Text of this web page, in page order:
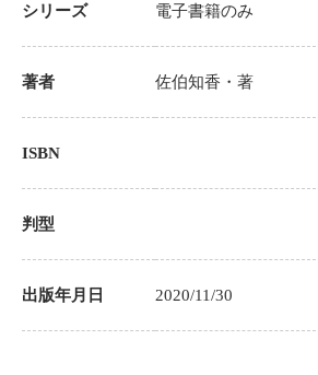
シリーズ 電子書籍のみ
著者 佐伯知香 ・著
ISBN
判型
出版年月日 2020/11/30